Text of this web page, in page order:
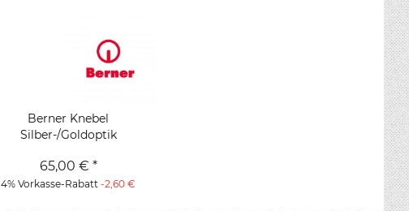
Berner Knebel
Silber-/Goldoptik
65,00 € *
4% Vorkasse-Rabatt-2,60 €